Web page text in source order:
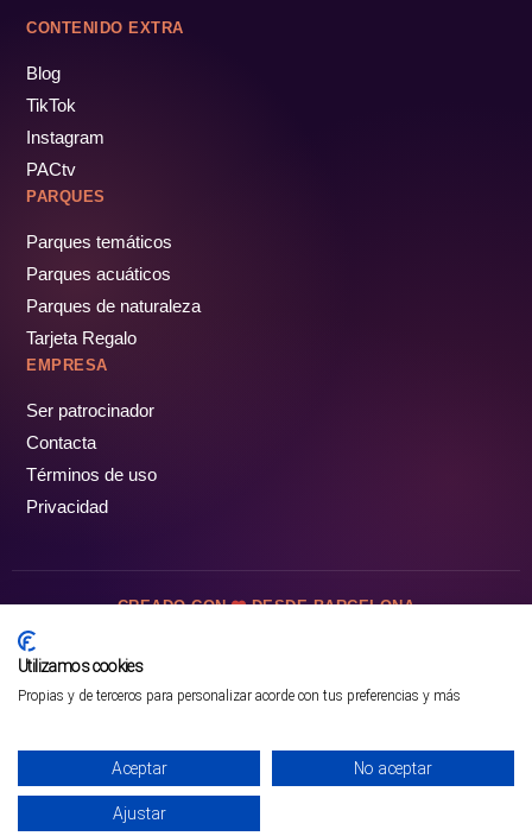
Mejor opción en SATOORDAY
CONTENIDO EXTRA
Blog
TikTok
Instagram
PACtv
PARQUES
Parques temáticos
Parques acuáticos
Parques de naturaleza
Tarjeta Regalo
EMPRESA
Ser patrocinador
Contacta
Términos de uso
Privacidad
CREADO CON DESDE BARCELONA
Utilizamos cookies
Propias y de terceros para personalizar acorde con tus preferencias y más
Aceptar No aceptar
Ajustar